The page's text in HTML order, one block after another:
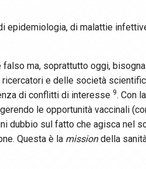
epidemiologia, di malattie
ma, soprattutto oggi,
e delle società
di conflitti di interesse 9. Con
le opportunità vaccinali
dubbio sul fatto che agisca nel
Questa è la missiondella